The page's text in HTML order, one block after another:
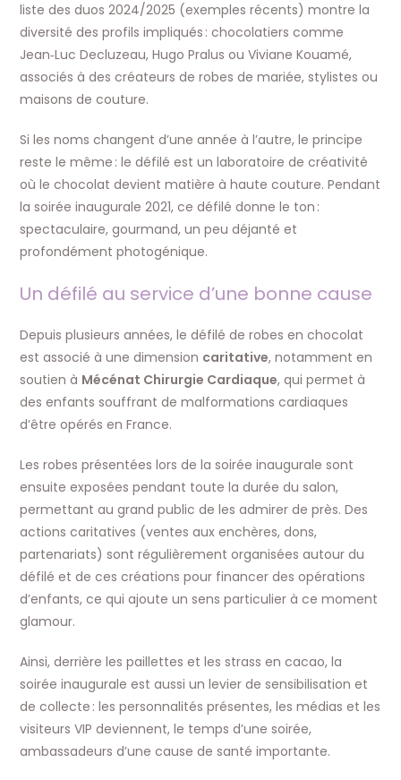
liste des duos 2024/2025 (exemples récents) montre la
diversité des profils impliqués : chocolatiers comme
Jean‑Luc Decluzeau, Hugo Pralus ou Viviane Kouamé,
associés à des créateurs de robes de mariée, stylistes ou
maisons de couture.
Si les noms changent d’une année à l’autre, le principe
reste le même : le défilé est un laboratoire de créativité
où le chocolat devient matière à haute couture. Pendant
la soirée inaugurale 2021, ce défilé donne le ton :
spectaculaire, gourmand, un peu déjanté et
profondément photogénique.
Un défilé au service d’une bonne cause
Depuis plusieurs années, le défilé de robes en chocolat
est associé à une dimension caritative, notamment en
soutien à Mécénat Chirurgie Cardiaque, qui permet à
des enfants souffrant de malformations cardiaques
d’être opérés en France.
Les robes présentées lors de la soirée inaugurale sont
ensuite exposées pendant toute la durée du salon,
permettant au grand public de les admirer de près. Des
actions caritatives (ventes aux enchères, dons,
partenariats) sont régulièrement organisées autour du
défilé et de ces créations pour financer des opérations
d’enfants, ce qui ajoute un sens particulier à ce moment
glamour.
Ainsi, derrière les paillettes et les strass en cacao, la
soirée inaugurale est aussi un levier de sensibilisation et
de collecte : les personnalités présentes, les médias et les
visiteurs VIP deviennent, le temps d’une soirée,
ambassadeurs d’une cause de santé importante.